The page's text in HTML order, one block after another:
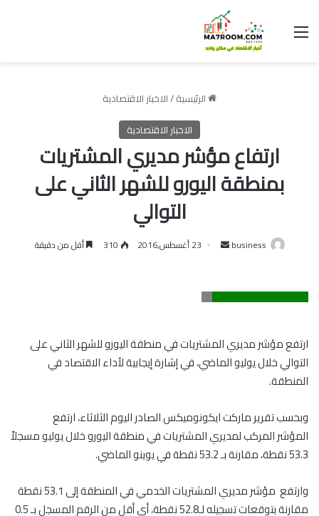
القائمة
الرئيسية/الاخبار الاقتصادية
الاخبار الاقتصادية
ارتفاع مؤشر مديري المشتريات
بمنطقة اليورو للشهر الثاني على
التوالي
business
أرسل 23 أغسطس,2016 310 أقل من دقيقة
ارتفع مؤشر مديري المشتريات في منطقة اليورو للشهر الثاني على
التوالي خلال يوليو الماضي، في إشارة إيجابية لأداء الاقتصاد في
المنطقة.
وبحسب تقرير ماركت ايكونوميكس الصادر اليوم الثلاثاء، ارتفع
المؤشر المركب لمديري المشتريات في منطقة اليورو خلال يوليو مسجلاً
53.3 نقطة، مقارنة بـ 53.2 نقطة في يوينو الماضي.
وارتفع مؤشر مديري المشتريات الخدمي في المنطقة إلى 53.1 نقطة
مقارنة بتوقعات تسجيله لـ52.8 نقطة، أي أقل من الرقم المسجل بـ 0.5